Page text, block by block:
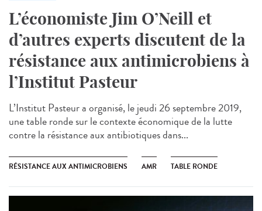
L’économiste Jim O’Neill et
d’autres experts discutent de la
résistance aux antimicrobiens à
l’Institut Pasteur
L’Institut Pasteur a organisé, le jeudi 26 septembre 2019,
une table ronde sur le contexte économique de la lutte
contre la résistance aux antibiotiques dans...
RÉSISTANCE AUX ANTIMICROBIENS AMR TABLE RONDE